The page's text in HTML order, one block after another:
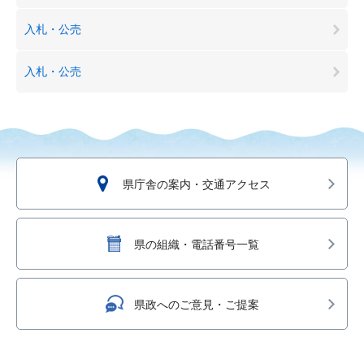
入札・公売
入札・公売
県庁舎の案内・交通アクセス
県の組織・電話番号一覧
県政へのご意見・ご提案